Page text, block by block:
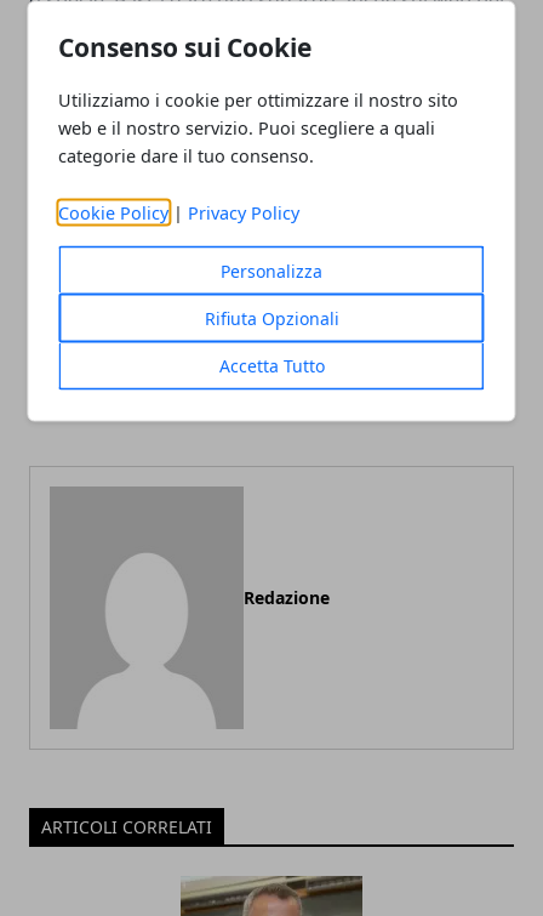
Consenso sui Cookie
Utilizziamo i cookie per ottimizzare il nostro sito
web e il nostro servizio. Puoi scegliere a quali
categorie dare il tuo consenso.
Cookie Policy | Privacy Policy
Personalizza
Rifiuta Opzionali
Accetta Tutto
trovare quello più particolare per te.
Facebook
Twitter
Come scegliere l'abito da
Redazione
ARTICOLI CORRELATI